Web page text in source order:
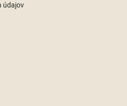
údajov